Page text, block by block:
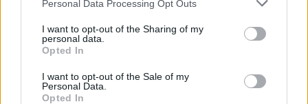
Personal Data Processing Opt Outs
I want to opt-out of the Sharing of my
personal data.
Opted In
I want to opt-out of the Sale of my
Personal Data.
Opted In
Το άρθρο δεν έχει ακόμα βαθμολογηθεί.
Βαθμολογήστε αυτό το άρθρο:
★